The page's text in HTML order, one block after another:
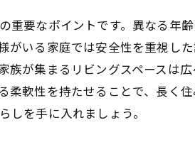
ラックス空間を演出するリビング
リーンインテリアで自然を感じる
重要なポイントです。異なる年
いる家庭では安全性を重視し
族が集まるリビングスペースは
軟性を持たせることで、長く
を手に入れましょう。